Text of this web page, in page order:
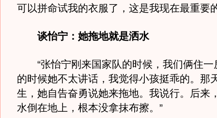
可以拼命试我的衣服了，这是我现在最重要
谈怡宁：她拖地就是洒水
“张怡宁刚来国家队的时候，我们俩住一
的时候她不太讲话，我觉得小孩挺乖的。那
生，她自告奋勇说她来拖地。我说行。后来
水倒在地上，根本没拿抹布擦。”